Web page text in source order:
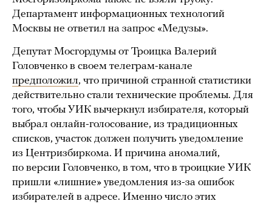
Департамент информационных технологий
Москвы не ответил на запрос «Медузы».
Депутат Мосгордумы от Троицка Валерий
Головченко в своем телеграм-канале
предположил, что причиной странной статистики
действительно стали технические проблемы. Для
того, чтобы УИК вычеркнул избирателя, который
выбрал онлайн-голосование, из традиционных
списков, участок должен получить уведомление
из Центризбиркома. И причина аномалий,
по версии Головченко, в том, что в троицкие УИК
пришли «лишние» уведомления из-за ошибок
избирателей в адресе. Именно число этих